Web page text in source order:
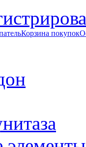
Корзина покупок